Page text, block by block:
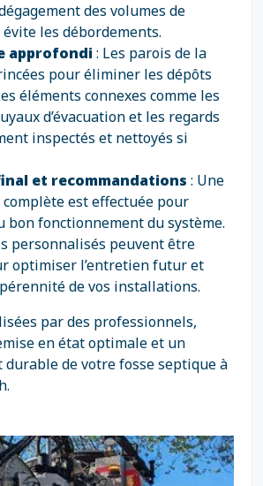
des volumes de
les débordements.
approfondi: Les parois de la
pour éliminer les dépôts
éléments connexes comme les
d’évacuation et les regards
inspectés et nettoyés si
et recommandations : Une
est effectuée pour
bon fonctionnement du système.
personnalisés peuvent être
optimiser l’entretien futur et
de vos installations.
par des professionnels,
en état optimale et un
de votre fosse septique à